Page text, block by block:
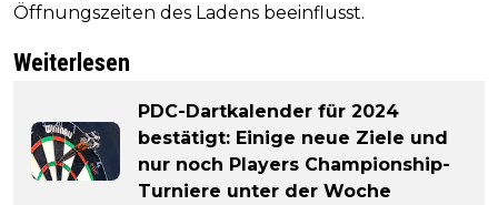
Öffnungszeiten des Ladens beeinflusst.
Weiterlesen
PDC-Dartkalender für 2024
bestätigt: Einige neue Ziele und
nur noch Players Championship-
Turniere unter der Woche